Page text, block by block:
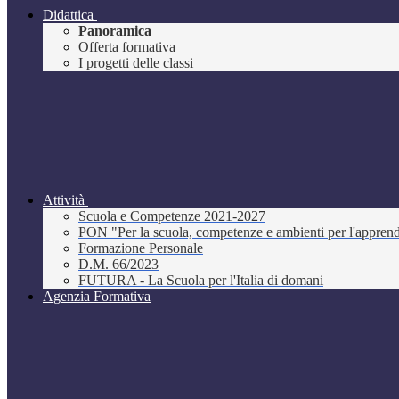
Didattica
Panoramica
Offerta formativa
I progetti delle classi
Attività
Scuola e Competenze 2021-2027
PON "Per la scuola, competenze e ambienti per
Formazione Personale
D.M. 66/2023
FUTURA - La Scuola per l'Italia di domani
Agenzia Formativa